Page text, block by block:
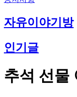
자유이야기방
인기글
추석 선물